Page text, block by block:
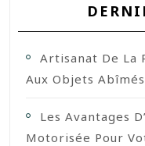
Artisanat De La
Aux Objets Abîmés
Les Avantages
Motorisée Pour